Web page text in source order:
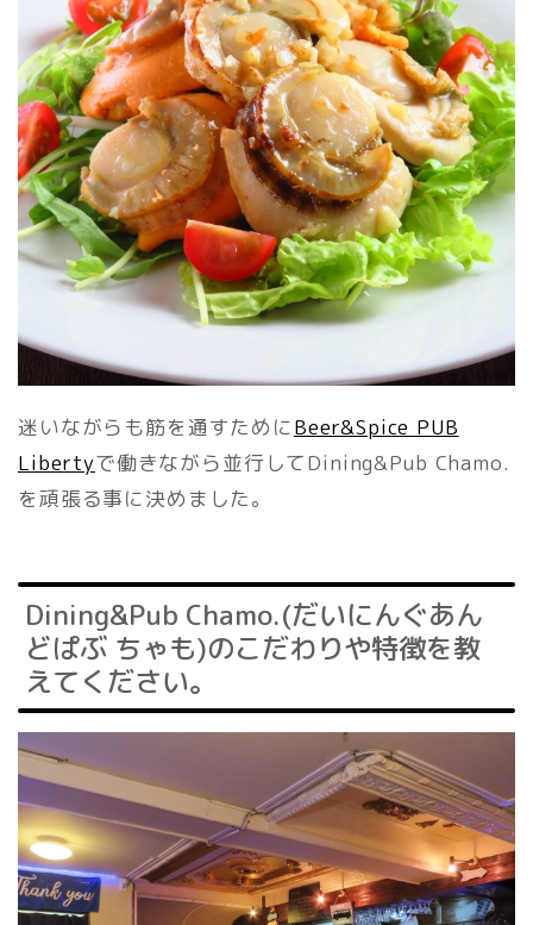
迷いながらも筋を通すためにBeer&Spice PUB
Libertyで働きながら並行してDining&Pub Chamo.
を頑張る事に決めました。
Dining&Pub Chamo.(だいにんぐあん
どぱぶ ちゃも)のこだわりや特徴を教
えてください。